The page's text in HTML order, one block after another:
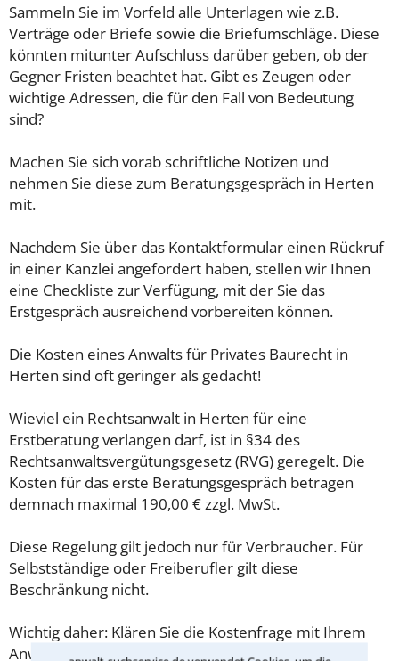
Sammeln Sie im Vorfeld alle Unterlagen wie z.B.
Verträge oder Briefe sowie die Briefumschläge. Diese
könnten mitunter Aufschluss darüber geben, ob der
Gegner Fristen beachtet hat. Gibt es Zeugen oder
wichtige Adressen, die für den Fall von Bedeutung
sind?
Machen Sie sich vorab schriftliche Notizen und
nehmen Sie diese zum Beratungsgespräch in Herten
mit.
Nachdem Sie über das Kontaktformular einen Rückruf
in einer Kanzlei angefordert haben, stellen wir Ihnen
eine Checkliste zur Verfügung, mit der Sie das
Erstgespräch ausreichend vorbereiten können.
Die Kosten eines Anwalts für Privates Baurecht in
Herten sind oft geringer als gedacht!
Wieviel ein Rechtsanwalt in Herten für eine
Erstberatung verlangen darf, ist in §34 des
Rechtsanwaltsvergütungsgesetz (RVG) geregelt. Die
Kosten für das erste Beratungsgespräch betragen
demnach maximal 190,00 € zzgl. MwSt.
Diese Regelung gilt jedoch nur für Verbraucher. Für
Selbstständige oder Freiberufler gilt diese
Beschränkung nicht.
Wichtig daher: Klären Sie die Kostenfrage mit Ihrem
Anwalt aus Herten schon zu Beginn der ersten